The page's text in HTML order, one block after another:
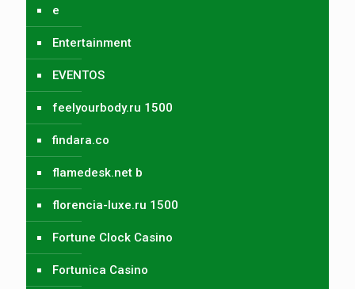
e
Entertainment
EVENTOS
feelyourbody.ru 1500
findara.co
flamedesk.net b
florencia-luxe.ru 1500
Fortune Clock Casino
Fortunica Casino